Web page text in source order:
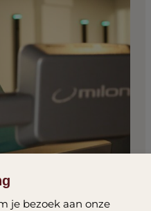
je bezoek aan onze